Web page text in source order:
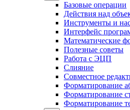
Базовые операции
Действия над
Инструменты и
Интерфейс
Математические
Полезные советы
Работа с ЭЦП
Слияние
Совместное
Форматирование
Форматирование
Форматирование